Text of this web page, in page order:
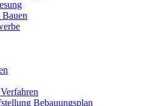
Bebauungsplan